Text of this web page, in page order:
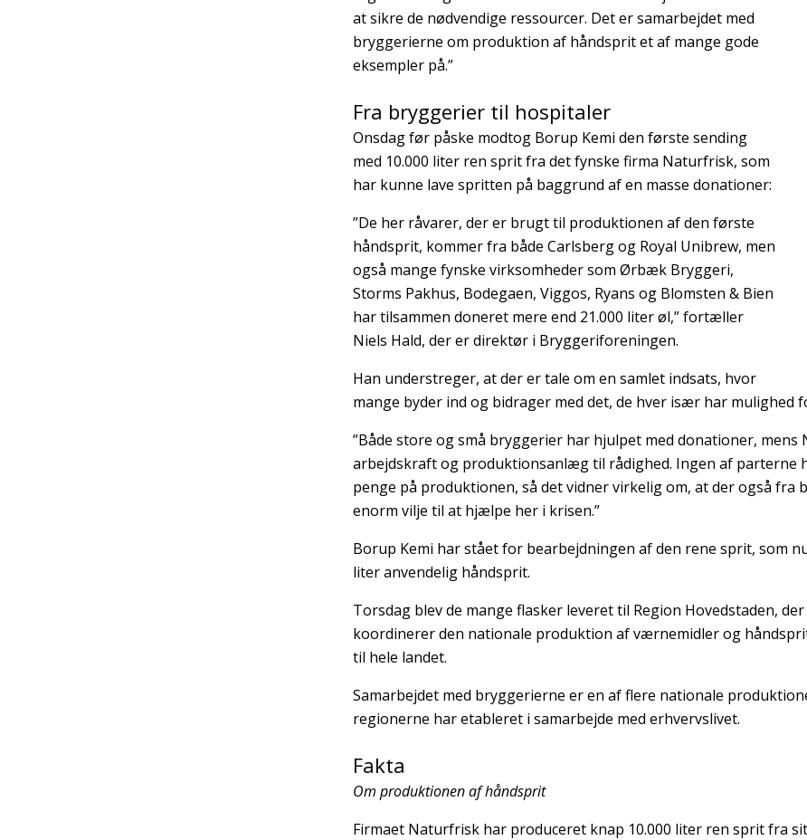
at sikre de nødvendige ressourcer. Det er samarbejdet med
bryggerierne om produktion af håndsprit et af mange gode
eksempler på.”
Fra bryggerier til hospitaler
Onsdag før påske modtog Borup Kemi den første sending
med 10.000 liter ren sprit fra det fynske firma Naturfrisk, som
har kunne lave spritten på baggrund af en masse donationer:
”De her råvarer, der er brugt til produktionen af den første
håndsprit, kommer fra både Carlsberg og Royal Unibrew, men
også mange fynske virksomheder som Ørbæk Bryggeri,
Storms Pakhus, Bodegaen, Viggos, Ryans og Blomsten & Bien
har tilsammen doneret mere end 21.000 liter øl,” fortæller
Niels Hald, der er direktør i Bryggeriforeningen.
Han understreger, at der er tale om en samlet indsats, hvor
mange byder ind og bidrager med det, de hver især har mulighed
”Både store og små bryggerier har hjulpet med donationer,
arbejdskraft og produktionsanlæg til rådighed. Ingen af parterne
penge på produktionen, så det vidner virkelig om, at der også fra
enorm vilje til at hjælpe her i krisen.”
Borup Kemi har stået for bearbejdningen af den rene sprit, som
liter anvendelig håndsprit.
Torsdag blev de mange flasker leveret til Region Hovedstaden,
koordinerer den nationale produktion af værnemidler og
til hele landet.
Samarbejdet med bryggerierne er en af flere nationale
regionerne har etableret i samarbejde med erhvervslivet.
Fakta
Om produktionen af håndsprit
Firmaet Naturfrisk har produceret knap 10.000 liter ren sprit fra